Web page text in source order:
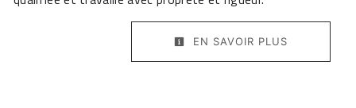
EN SAVOIR PLUS